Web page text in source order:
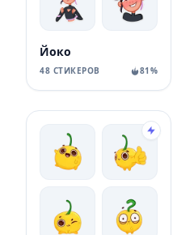
Йоко
48 СТИКЕРОВ 81%